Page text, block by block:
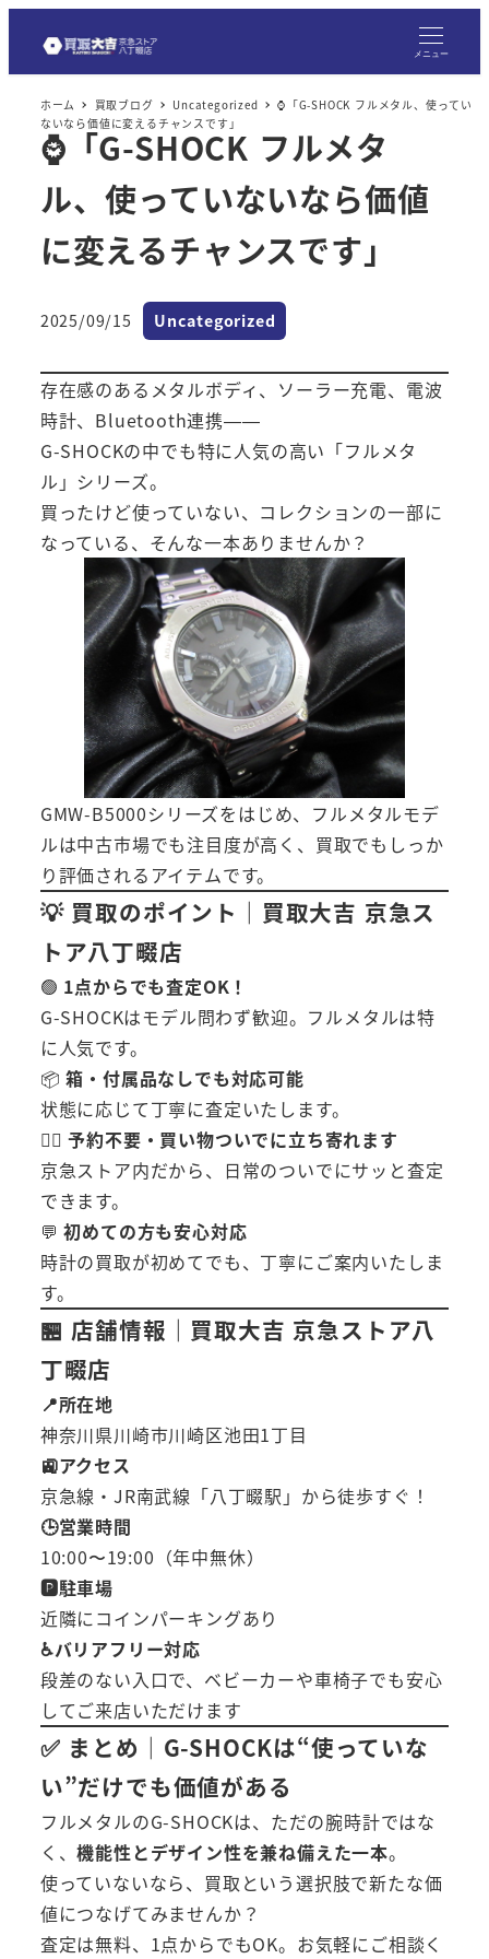
メニュー
ホーム 買取ブログ Uncategorized
⌚「G-SHOCK フルメタル、使ってい
ないなら価値に変えるチャンスです」
⌚「G-SHOCK フルメタ
ル、使っていないなら価値
に変えるチャンスです」
投稿日
2025/09/15 カテゴリー
Uncategorized
存在感のあるメタルボディ、ソーラー充電、電波
時計、Bluetooth連携——
G-SHOCKの中でも特に人気の高い「フルメタ
ル」シリーズ。
買ったけど使っていない、コレクションの一部に
なっている、そんな一本ありませんか？
GMW-B5000シリーズをはじめ、フルメタルモデ
ルは中古市場でも注目度が高く、買取でもしっか
り評価されるアイテムです。
💡 買取のポイント｜買取大吉 京急ス
トア八丁畷店
🟢 1点からでも査定OK！
G-SHOCKはモデル問わず歓迎。フルメタルは特
に人気です。
📦箱・付属品なしでも対応可能
状態に応じて丁寧に査定いたします。
🚶‍♀️予約不要・買い物ついでに立ち寄れます
京急ストア内だから、日常のついでにサッと査定
できます。
💬初めての方も安心対応
時計の買取が初めてでも、丁寧にご案内いたしま
す。
🏪 店舗情報｜買取大吉 京急ストア八
丁畷店
📍所在地
神奈川県川崎市川崎区池田1丁目
🚉アクセス
京急線・JR南武線「八丁畷駅」から徒歩すぐ！
🕒営業時間
10:00〜19:00（年中無休）
🅿️駐車場
近隣にコインパーキングあり
♿バリアフリー対応
段差のない入口で、ベビーカーや車椅子でも安心
してご来店いただけます
✅ まとめ｜G-SHOCKは“使っていな
い”だけでも価値がある
フルメタルのG-SHOCKは、ただの腕時計ではな
く、機能性とデザイン性を兼ね備えた一本。
使っていないなら、買取という選択肢で新たな価
値につなげてみませんか？
査定は無料、1点からでもOK。お気軽にご相談く